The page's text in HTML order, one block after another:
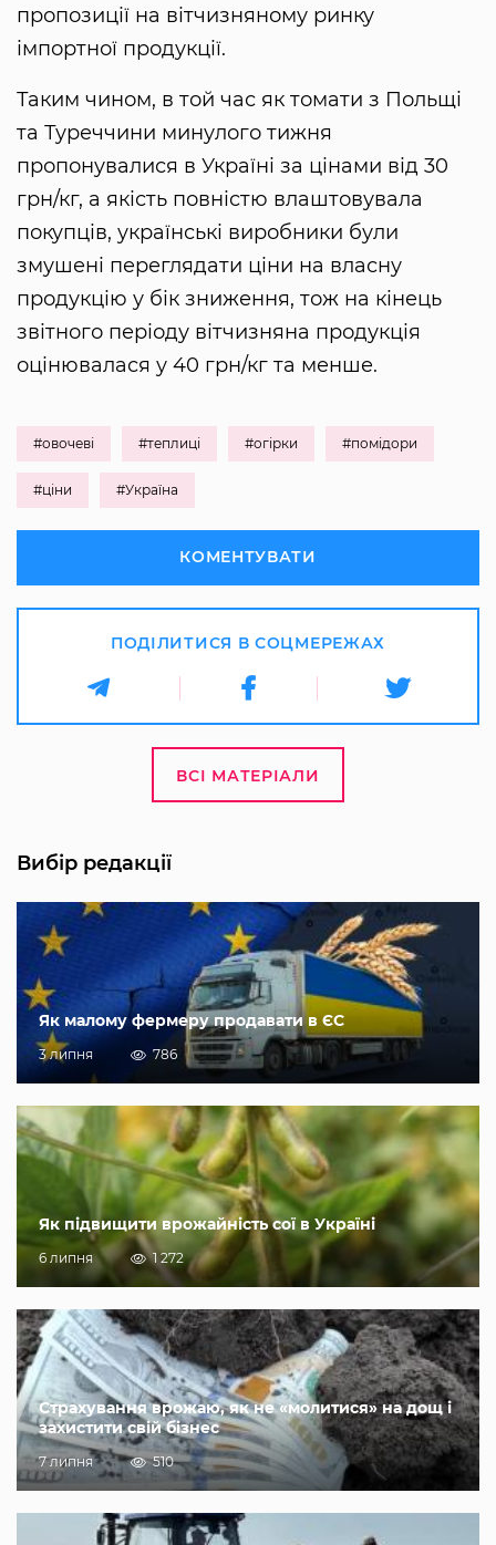
пропозиції на вітчизняному ринку
імпортної продукції.
Таким чином, в той час як томати з Польщі
та Туреччини минулого тижня
пропонувалися в Україні за цінами від 30
грн/кг, а якість повністю влаштовувала
покупців, українські виробники були
змушені переглядати ціни на власну
продукцію у бік зниження, тож на кінець
звітного періоду вітчизняна продукція
оцінювалася у 40 грн/кг та менше.
#овочеві #теплиці #огірки #помідори
#ціни #Україна
КОМЕНТУВАТИ
ПОДІЛИТИСЯ В СОЦМЕРЕЖАХ
ВСІ МАТЕРІАЛИ
Вибір редакції
Як малому фермеру продавати в ЄС
3 липня 786
Як підвищити врожайність сої в Україні
6 липня 1 272
Страхування врожаю, як не «молитися» на дощ і
захистити свій бізнес
7 липня 510